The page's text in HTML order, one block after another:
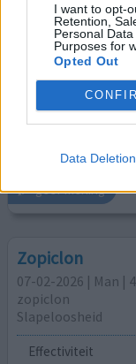
I want to opt-
Retention,
Personal
Purposes for
Opted Out
Data Deletion
Ik gebruik
ben namelijk 3
oftewel
dit afkicken dag
is lijden), is het
geworden. Want
geef mening
Zopiclon
07-02-2026 | Man |
zopiclon
Slapeloosheid
Effectiviteit